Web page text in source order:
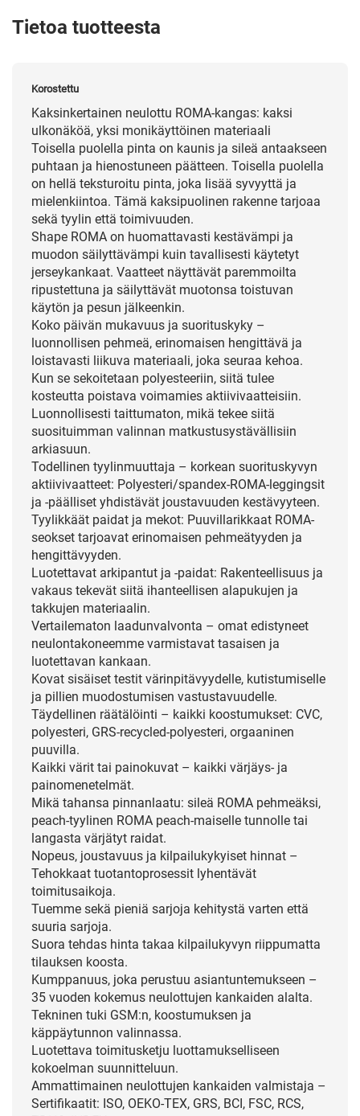
Tietoa tuotteesta
Korostettu
Kaksinkertainen neulottu ROMA-kangas: kaksi
ulkonäköä, yksi monikäyttöinen materiaali
Toisella puolella pinta on kaunis ja sileä antaakseen
puhtaan ja hienostuneen päätteen. Toisella puolella
on hellä teksturoitu pinta, joka lisää syvyyttä ja
mielenkiintoa. Tämä kaksipuolinen rakenne tarjoaa
sekä tyylin että toimivuuden.
Shape ROMA on huomattavasti kestävämpi ja
muodon säilyttävämpi kuin tavallisesti käytetyt
jerseykankaat. Vaatteet näyttävät paremmoilta
ripustettuna ja säilyttävät muotonsa toistuvan
käytön ja pesun jälkeenkin.
Koko päivän mukavuus ja suorituskyky –
luonnollisen pehmeä, erinomaisen hengittävä ja
loistavasti liikuva materiaali, joka seuraa kehoa.
Kun se sekoitetaan polyesteeriin, siitä tulee
kosteutta poistava voimamies aktiivivaatteisiin.
Luonnollisesti taittumaton, mikä tekee siitä
suosituimman valinnan matkustusystävällisiin
arkiasuun.
Todellinen tyylinmuuttaja – korkean suorituskyvyn
aktiivivaatteet: Polyesteri/spandex-ROMA-leggingsit
ja -päälliset yhdistävät joustavuuden kestävyyteen.
Tyylikkäät paidat ja mekot: Puuvillarikkaat ROMA-
seokset tarjoavat erinomaisen pehmeätyyden ja
hengittävyyden.
Luotettavat arkipantut ja -paidat: Rakenteellisuus ja
vakaus tekevät siitä ihanteellisen alapukujen ja
takkujen materiaalin.
Vertailematon laadunvalvonta – omat edistyneet
neulontakoneemme varmistavat tasaisen ja
luotettavan kankaan.
Kovat sisäiset testit värinpitävyydelle, kutistumiselle
ja pillien muodostumisen vastustavuudelle.
Täydellinen räätälöinti – kaikki koostumukset: CVC,
polyesteri, GRS-recycled-polyesteri, orgaaninen
puuvilla.
Kaikki värit tai painokuvat – kaikki värjäys- ja
painomenetelmät.
Mikä tahansa pinnanlaatu: sileä ROMA pehmeäksi,
peach-tyylinen ROMA peach-maiselle tunnolle tai
langasta värjätyt raidat.
Nopeus, joustavuus ja kilpailukykyiset hinnat –
Tehokkaat tuotantoprosessit lyhentävät
toimitusaikoja.
Tuemme sekä pieniä sarjoja kehitystä varten että
suuria sarjoja.
Suora tehdas hinta takaa kilpailukyvyn riippumatta
tilauksen koosta.
Kumppanuus, joka perustuu asiantuntemukseen –
35 vuoden kokemus neulottujen kankaiden alalta.
Tekninen tuki GSM:n, koostumuksen ja
käppäytunnon valinnassa.
Luotettava toimitusketju luottamukselliseen
kokoelman suunnitteluun.
Ammattimainen neulottujen kankaiden valmistaja –
Sertifikaatit: ISO, OEKO-TEX, GRS, BCI, FSC, RCS,